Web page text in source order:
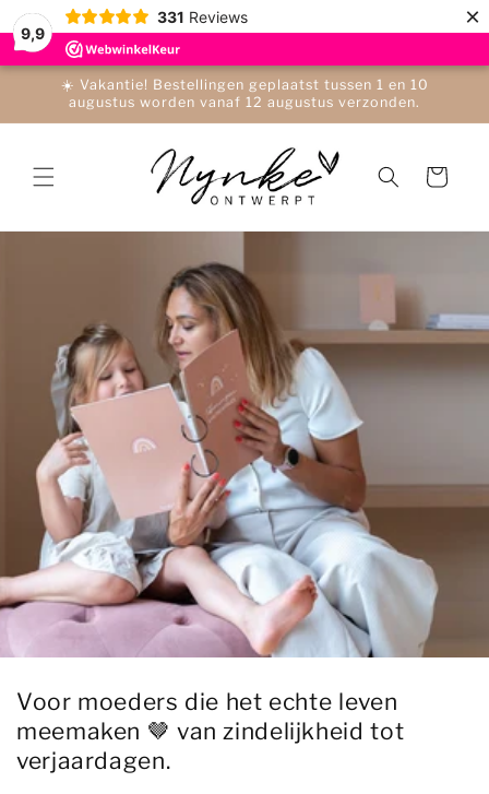
9,9
331 Reviews ×
Meteen
naar de
content
☀️ Vakantie! Bestellingen geplaatst tussen 1 en 10
augustus worden vanaf 12 augustus verzonden.
Winkelwagen
Voor moeders die het echte leven
meemaken 🤎 van zindelijkheid tot
verjaardagen.